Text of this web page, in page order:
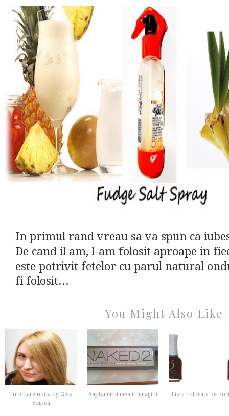
In primul rand vreau sa va spun ca
De cand il am, l-am folosit aproape in
este potrivit fetelor cu parul natural
fi folosit...
You Might Also Like
Tunsoare noua by Geta
Voinea
Saptamana mea in imagini Lista colorata de